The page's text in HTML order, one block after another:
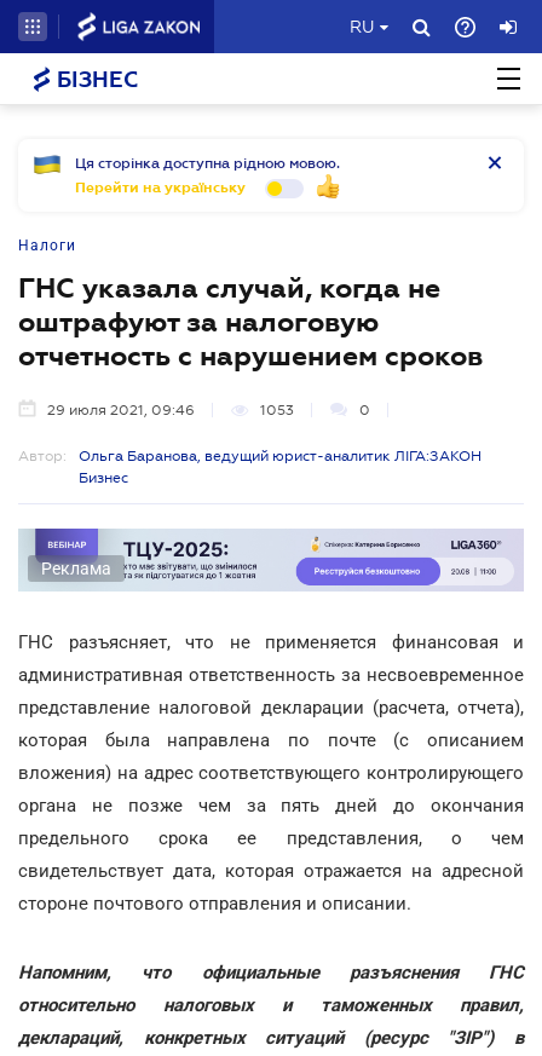
RU
БІЗНЕС
Ця сторінка доступна рідною мовою.
Перейти на українську
Налоги
ГНС указала случай, когда не
оштрафуют за налоговую
отчетность с нарушением сроков
29 июля 2021, 09:46 1053 0
Автор:
Ольга Баранова, ведущий юрист-аналитик ЛІГА:ЗАКОН
Бизнес
Реклама
ГНС разъясняет, что не применяется финансовая и
административная ответственность за несвоевременное
представление налоговой декларации (расчета, отчета),
которая была направлена по почте (с описанием
вложения) на адрес соответствующего контролирующего
органа не позже чем за пять дней до окончания
предельного срока ее представления, о чем
свидетельствует дата, которая отражается на адресной
стороне почтового отправления и описании.
Напомним, что официальные разъяснения ГНС
относительно налоговых и таможенных правил,
деклараций, конкретных ситуаций (ресурс "ЗІР") в